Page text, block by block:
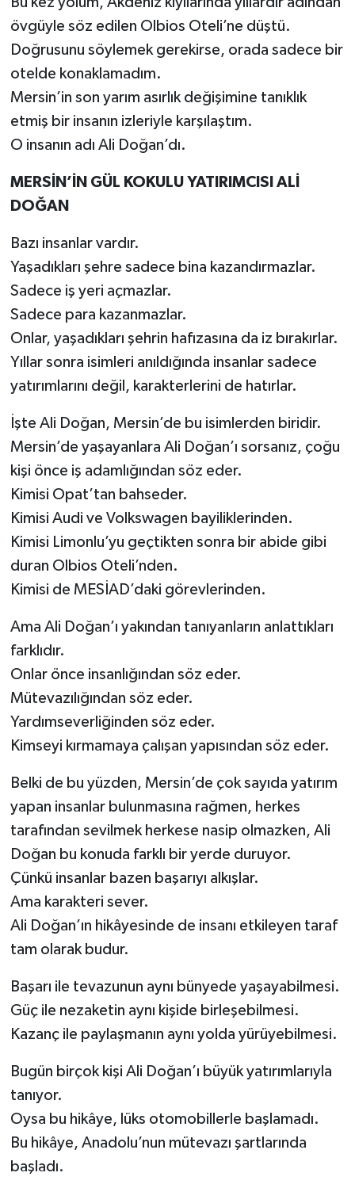
övgüyle söz edilen Olbios Oteli’ne düştü.
Doğrusunu söylemek gerekirse, orada sadece bir
otelde konaklamadım.
Mersin’in son yarım asırlık değişimine tanıklık
etmiş bir insanın izleriyle karşılaştım.
O insanın adı Ali Doğan’dı.
MERSİN’İN GÜL KOKULU YATIRIMCISI ALİ
DOĞAN
Bazı insanlar vardır.
Yaşadıkları şehre sadece bina kazandırmazlar.
Sadece iş yeri açmazlar.
Sadece para kazanmazlar.
Onlar, yaşadıkları şehrin hafızasına da iz bırakırlar.
Yıllar sonra isimleri anıldığında insanlar sadece
yatırımlarını değil, karakterlerini de hatırlar.
İşte Ali Doğan, Mersin’de bu isimlerden biridir.
Mersin’de yaşayanlara Ali Doğan’ı sorsanız, çoğu
kişi önce iş adamlığından söz eder.
Kimisi Opat’tan bahseder.
Kimisi Audi ve Volkswagen bayiliklerinden.
Kimisi Limonlu’yu geçtikten sonra bir abide gibi
duran Olbios Oteli’nden.
Kimisi de MESİAD’daki görevlerinden.
Ama Ali Doğan’ı yakından tanıyanların anlattıkları
farklıdır.
Onlar önce insanlığından söz eder.
Mütevazılığından söz eder.
Yardımseverliğinden söz eder.
Kimseyi kırmamaya çalışan yapısından söz eder.
Belki de bu yüzden, Mersin’de çok sayıda yatırım
yapan insanlar bulunmasına rağmen, herkes
tarafından sevilmek herkese nasip olmazken, Ali
Doğan bu konuda farklı bir yerde duruyor.
Çünkü insanlar bazen başarıyı alkışlar.
Ama karakteri sever.
Ali Doğan’ın hikâyesinde de insanı etkileyen taraf
tam olarak budur.
Başarı ile tevazunun aynı bünyede yaşayabilmesi.
Güç ile nezaketin aynı kişide birleşebilmesi.
Kazanç ile paylaşmanın aynı yolda yürüyebilmesi.
Bugün birçok kişi Ali Doğan’ı büyük yatırımlarıyla
tanıyor.
Oysa bu hikâye, lüks otomobillerle başlamadı.
Bu hikâye, Anadolu’nun mütevazı şartlarında
başladı.